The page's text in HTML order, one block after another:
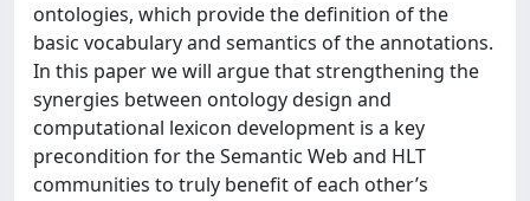
ontologies, which provide the definition of the
basic vocabulary and semantics of the annotations.
In this paper we will argue that strengthening the
synergies between ontology design and
computational lexicon development is a key
precondition for the Semantic Web and HLT
communities to truly benefit of each other’s